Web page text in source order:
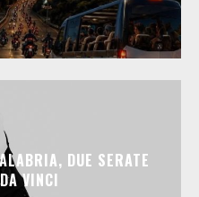
DUE SERATE
VINCI